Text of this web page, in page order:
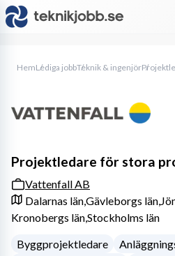
HemLediga jobbTeknik & ingenjör
Projektledare för stora
Vattenfall AB
Dalarnas län,Gävleborgs län,
Kronobergs län,Stockholms län
Byggprojektledare